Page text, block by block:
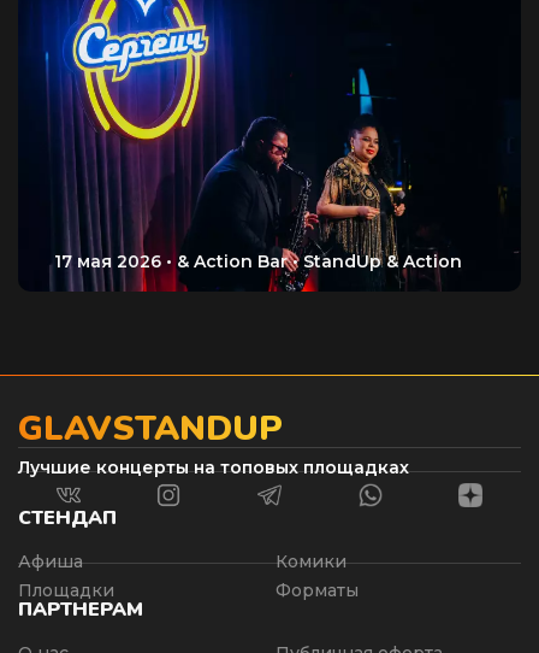
GLAVSTANDUP
Лучшие концерты на топовых площадках
СТЕНДАП
Афиша
Площадки
Комики
Форматы
ПАРТНЕРАМ